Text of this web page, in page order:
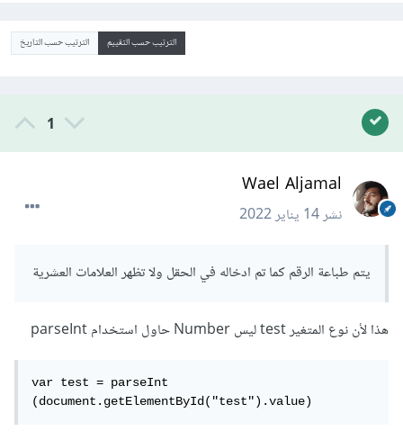
الترتيب حسب التقييم الترتيب حسب التاريخ
1
Wael Aljamal
نشر14 يناير 2022
يتم طباعة الرقم كما تم ادخاله في الحقل ولا تظهر العلامات العشرية
هذا لأن نوع المتغير test ليس Number حاول استخدام parseInt
var test = parseInt